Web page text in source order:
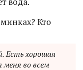
Кто
Есть хорошая
во всем